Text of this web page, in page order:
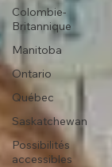
Colombie-
Britannique
Manitoba
Ontario
Québec
Saskatchewan
Possibilités
accessibles